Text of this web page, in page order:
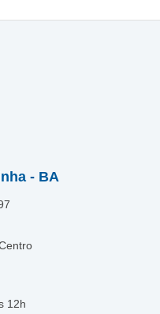
- BA
12h